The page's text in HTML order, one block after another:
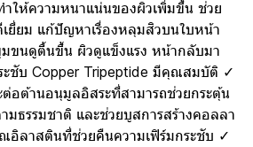
ำให้ความหนาแน่นของผิวเพิ่มขึ้น ช่วย
ยี่ยม แก้ปัญหาเรื่องหลุมสิวบนใบหน้า
ขนดูตื้นขึ้น ผิวดูแข็งแรง หน้ากลับมา
ระชับ Copper Tripeptide มีคุณสมบัติ ✓
อต้านอนุมูลอิสระที่สามารถช่วยกระตุ้น
มธรรมชาติ และช่วยบูสการสร้างคอลลา
ณอิลาสตินที่ช่วยคืนความเฟิร์มกระชับ ✓